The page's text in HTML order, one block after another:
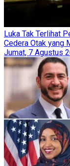
Luka Tak Terlihat
Cedera Otak yang
Jumat, 7 Agustus